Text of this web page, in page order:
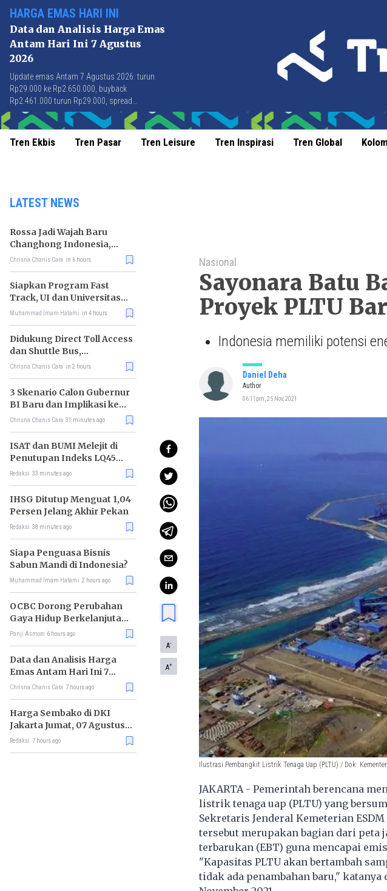
HARGA EMAS HARI INI
Data dan Analisis Harga Emas
Antam Hari Ini 7 Agustus
2026
Update emas Antam 7 Agustus 2026: turun
Rp29.000 ke Rp2.650.000, buyback
Rp2.461.000 turun Rp29.000, spread
Rp189.000 stabil di level terbaik sejak April
2026.
Tren Ekbis Tren Pasar Tren Leisure Tren Inspirasi Tren Global
LATEST NEWS
Rossa Jadi Wajah Baru
Changhong Indonesia,
Garansi Produk Kini
Chrisna Chanis Cara in 6 hours
Siapkan Program Fast
Track, UI dan Universitas
Agung Podomoro Jalin
Muhammad Imam Hatami in 4 hours
Didukung Direct Toll Access
dan Shuttle Bus,
Paramount Petals Kian
Chrisna Chanis Cara in 2 hours
3 Skenario Calon Gubernur
BI Baru dan Implikasi ke
Pasar
Chrisna Chanis Cara 31 minutes ago
ISAT dan BUMI Melejit di
Penutupan Indeks LQ45
Hari Ini
Redaksi 33 minutes ago
IHSG Ditutup Menguat 1,04
Persen Jelang Akhir Pekan
Redaksi 38 minutes ago
Siapa Penguasa Bisnis
Sabun Mandi di Indonesia?
Muhammad Imam Hatami 2 hours ago
OCBC Dorong Perubahan
Gaya Hidup Berkelanjutan
melalui Program RISE
Panji Asmoro 6 hours ago
Data dan Analisis Harga
Emas Antam Hari Ini 7
Agustus 2026
Chrisna Chanis Cara 7 hours ago
Harga Sembako di DKI
Jakarta Jumat, 07 Agustus
2026, Daging Sapi Naik, Gas
Redaksi 7 hours ago
A-
A+
Nasional
Sayonara Batu
Proyek PLTU
Indonesia memiliki potensi
Daniel Deha
Author
06:11pm, 25 Nov, 2021
Ilustrasi Pembangkit Listrik Tenaga Uap (PLTU) / Dok.
JAKARTA - Pemerintah berencana
listrik tenaga uap (PLTU) yang
Sekretaris Jenderal Kemeterian
tersebut merupakan bagian dari peta
terbarukan (EBT) guna mencapai
"Kapasitas PLTU akan bertambah
tidak ada penambahan baru," katanya